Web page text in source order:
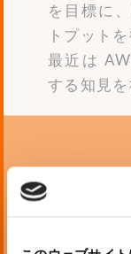
を目標に
トプット
最近は
する知見